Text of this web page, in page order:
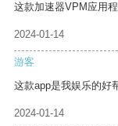
这款加速器VPM应用
2024-01-14
游客
这款app是我娱乐的好
2024-01-14